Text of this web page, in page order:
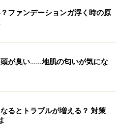
ショップではだいたい100
同じように縄跳びダイエッ
が違い、ダイエットの効果
ものを、そうでない場合は
ましょう。
ファンデーションガ浮く時の原
が臭い……地肌の匂いが気にな
るとトラブルが増える？ 対策